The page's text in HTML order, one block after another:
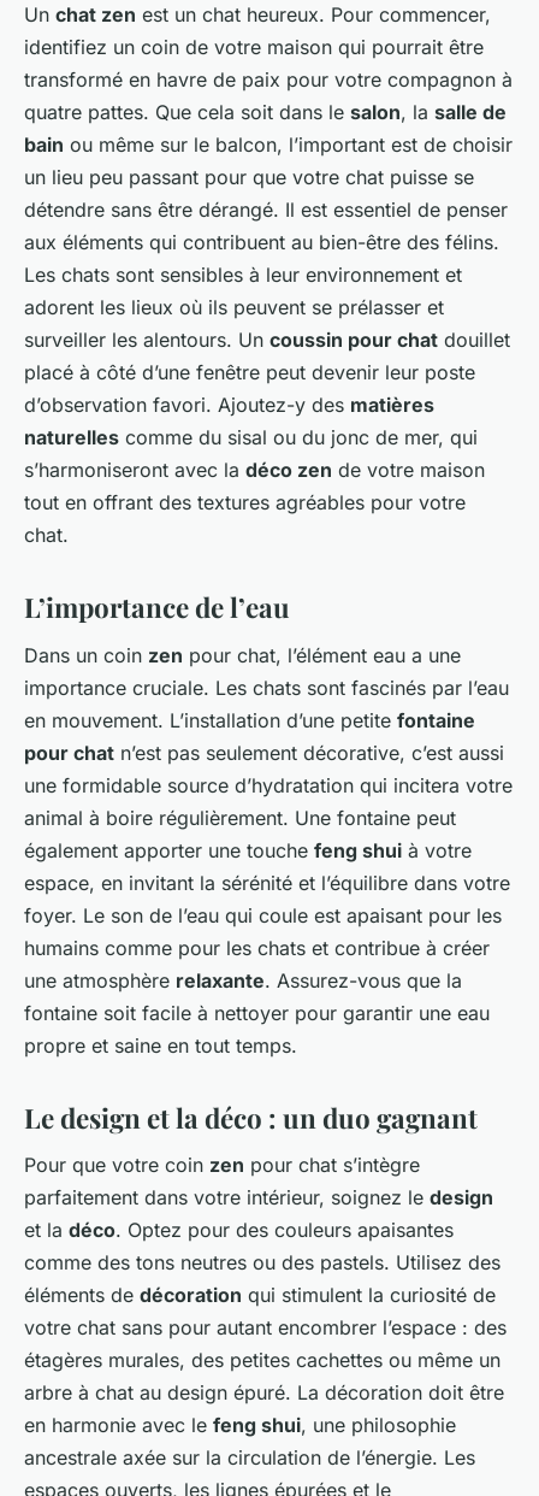
Un chat zen est un chat heureux. Pour commencer,
identifiez un coin de votre maison qui pourrait être
transformé en havre de paix pour votre compagnon à
quatre pattes. Que cela soit dans le salon, la salle de
bain ou même sur le balcon, l’important est de choisir
un lieu peu passant pour que votre chat puisse se
détendre sans être dérangé. Il est essentiel de penser
aux éléments qui contribuent au bien-être des félins.
Les chats sont sensibles à leur environnement et
adorent les lieux où ils peuvent se prélasser et
surveiller les alentours. Un coussin pour chat douillet
placé à côté d’une fenêtre peut devenir leur poste
d’observation favori. Ajoutez-y des matières
naturelles comme du sisal ou du jonc de mer, qui
s’harmoniseront avec la déco zen de votre maison
tout en offrant des textures agréables pour votre
chat.
L’importance de l’eau
Dans un coin zen pour chat, l’élément eau a une
importance cruciale. Les chats sont fascinés par l’eau
en mouvement. L’installation d’une petite fontaine
pour chat n’est pas seulement décorative, c’est aussi
une formidable source d’hydratation qui incitera votre
animal à boire régulièrement. Une fontaine peut
également apporter une touche feng shui à votre
espace, en invitant la sérénité et l’équilibre dans votre
foyer. Le son de l’eau qui coule est apaisant pour les
humains comme pour les chats et contribue à créer
une atmosphère relaxante. Assurez-vous que la
fontaine soit facile à nettoyer pour garantir une eau
propre et saine en tout temps.
Le design et la déco : un duo gagnant
Pour que votre coin zen pour chat s’intègre
parfaitement dans votre intérieur, soignez le design
et la déco. Optez pour des couleurs apaisantes
comme des tons neutres ou des pastels. Utilisez des
éléments de décoration qui stimulent la curiosité de
votre chat sans pour autant encombrer l’espace : des
étagères murales, des petites cachettes ou même un
arbre à chat au design épuré. La décoration doit être
en harmonie avec le feng shui, une philosophie
ancestrale axée sur la circulation de l’énergie. Les
espaces ouverts, les lignes épurées et le